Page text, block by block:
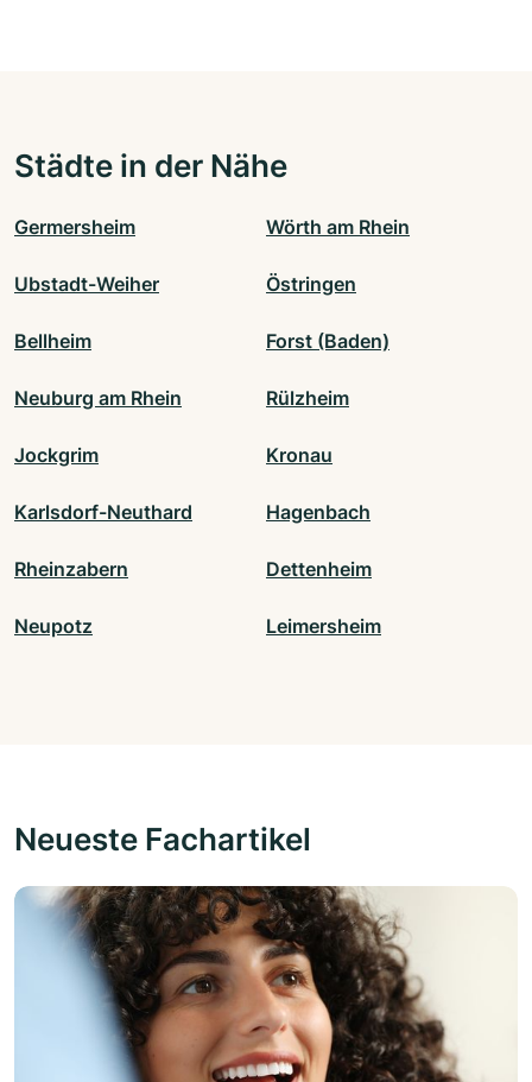
Städte in der Nähe
Germersheim Wörth am Rhein
Ubstadt-Weiher Östringen
Bellheim Forst (Baden)
Neuburg am Rhein Rülzheim
Jockgrim Kronau
Karlsdorf-Neuthard Hagenbach
Rheinzabern Dettenheim
Neupotz Leimersheim
Neueste Fachartikel